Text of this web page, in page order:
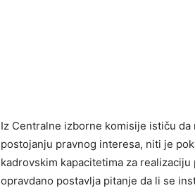
Iz Centralne izborne komisije ističu
postojanju pravnog interesa, niti je
kadrovskim kapacitetima za
opravdano postavlja pitanje da li se